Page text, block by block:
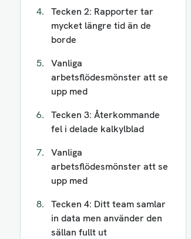
Tecken 2: Rapporter tar
mycket längre tid än de
borde
Vanliga
arbetsflödesmönster att se
upp med
Tecken 3: Återkommande
fel i delade kalkylblad
Vanliga
arbetsflödesmönster att se
upp med
Tecken 4: Ditt team samlar
in data men använder den
sällan fullt ut